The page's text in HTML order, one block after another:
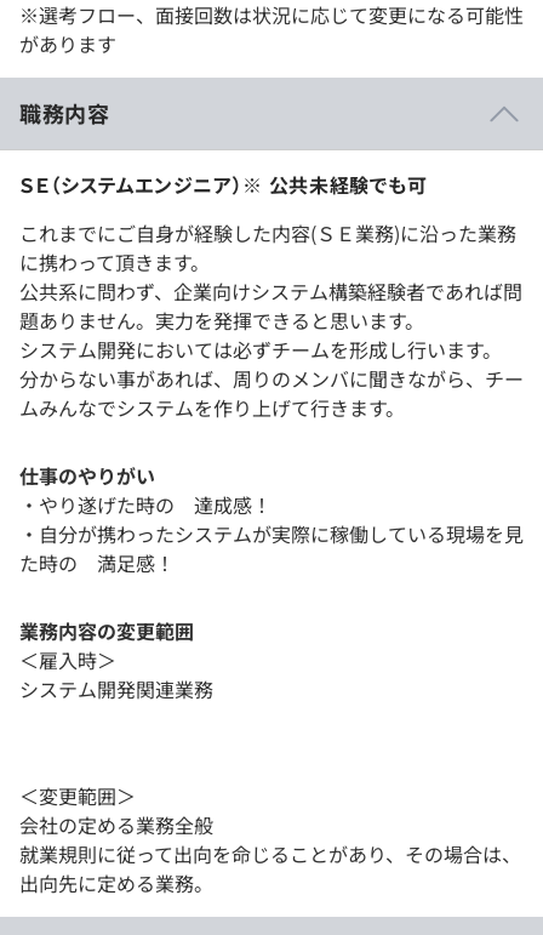
※選考フロー、面接回数は状況に応じて変更になる可能性
があります
職務内容
ＳＥ（システムエンジニア）※ 公共未経験でも可
これまでにご自身が経験した内容(ＳＥ業務)に沿った業務
に携わって頂きます。
公共系に問わず、企業向けシステム構築経験者であれば問
題ありません。実力を発揮できると思います。
システム開発においては必ずチームを形成し行います。
分からない事があれば、周りのメンバに聞きながら、チー
ムみんなでシステムを作り上げて行きます。
仕事のやりがい
・やり遂げた時の 達成感！
・自分が携わったシステムが実際に稼働している現場を見
た時の 満足感！
業務内容の変更範囲
＜雇入時＞
システム開発関連業務
＜変更範囲＞
会社の定める業務全般
就業規則に従って出向を命じることがあり、その場合は、
出向先に定める業務。